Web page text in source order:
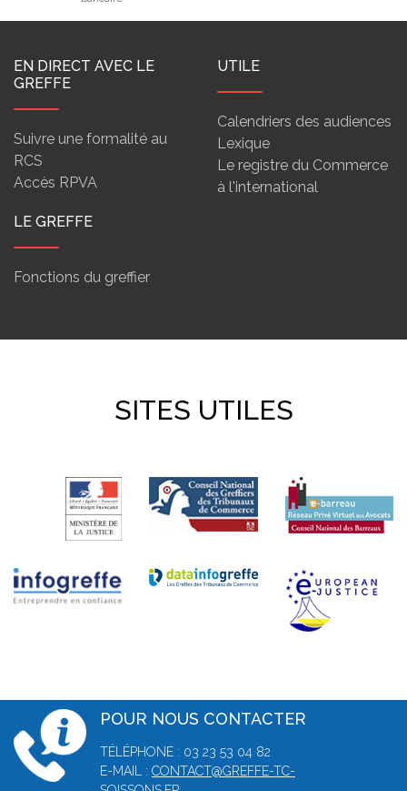
EN DIRECT AVEC LE
GREFFE
Suivre une formalité au
RCS
Accès RPVA
UTILE
Calendriers des audiences
Lexique
Le registre du Commerce
à l'international
LE GREFFE
Fonctions du greffier
SITES UTILES
POUR NOUS CONTACTER
TÉLÉPHONE : 03 23 53 04 82
E-MAIL : CONTACT@GREFFE-TC-